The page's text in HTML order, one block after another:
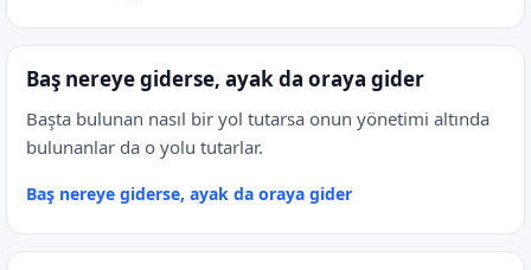
Baş nereye giderse, ayak da oraya gider
Başta bulunan nasıl bir yol tutarsa onun yönetimi altında
bulunanlar da o yolu tutarlar.
Baş nereye giderse, ayak da oraya gider